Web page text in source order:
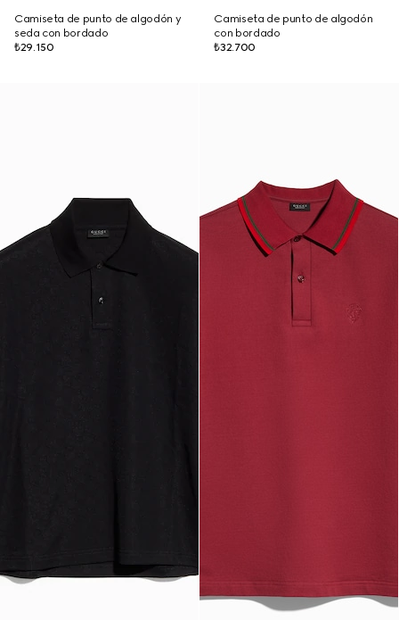
Camiseta de punto de algodón y
seda con bordado
₺29.150
Camiseta de punto de algodón
con bordado
₺32.700